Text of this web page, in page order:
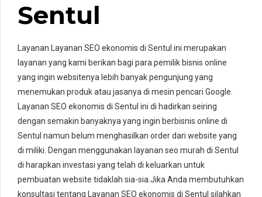
Sentul
Layanan Layanan SEO ekonomis di Sentul ini merupakan
layanan yang kami berikan bagi para pemilik bisnis online
yang ingin websitenya lebih banyak pengunjung yang
menemukan produk atau jasanya di mesin pencari Google.
Layanan SEO ekonomis di Sentul ini di hadirkan seiring
dengan semakin banyaknya yang ingin berbisnis online di
Sentul namun belum menghasilkan order dari website yang
di miliki. Dengan menggunakan layanan seo murah di Sentul
di harapkan investasi yang telah di keluarkan untuk
pembuatan website tidaklah sia-sia.Jika Anda membutuhkan
konsultasi tentang
Layanan SEO ekonomis di Sentul silahkan